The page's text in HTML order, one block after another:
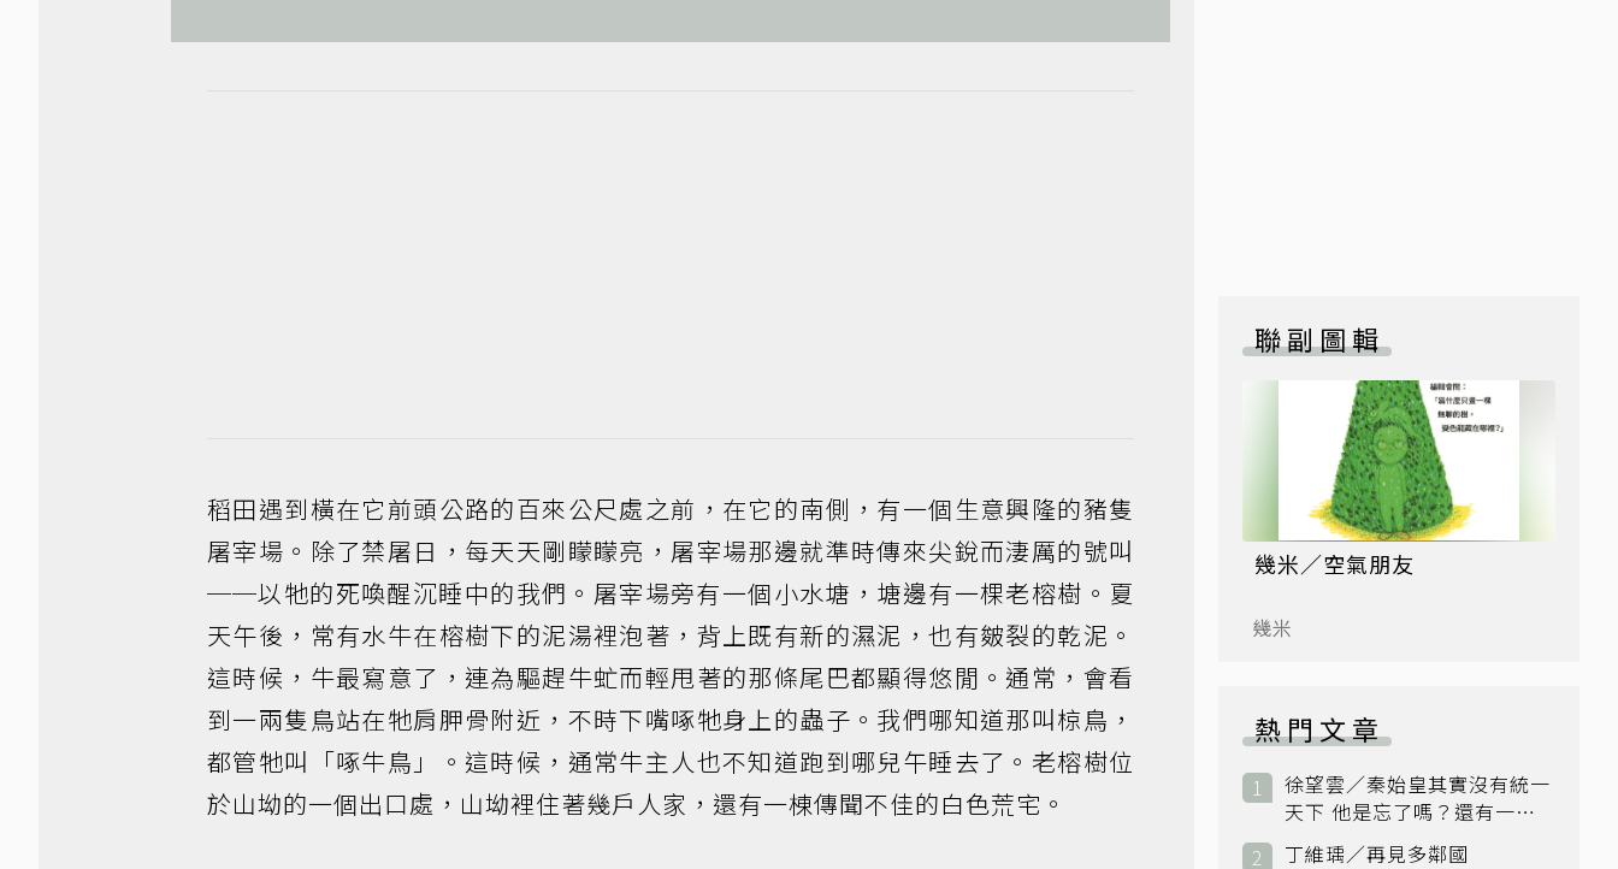
稻田遇到橫在它前頭公路的百來公尺處之前，在它的南側，有一個生意興隆的豬隻
屠宰場。除了禁屠日，每天天剛矇矇亮，屠宰場那邊就準時傳來尖銳而淒厲的號叫
──以牠的死喚醒沉睡中的我們。屠宰場旁有一個小水塘，塘邊有一棵老榕樹。夏
天午後，常有水牛在榕樹下的泥湯裡泡著，背上既有新的濕泥，也有皴裂的乾泥。
這時候，牛最寫意了，連為驅趕牛虻而輕甩著的那條尾巴都顯得悠閒。通常，會看
到一兩隻鳥站在牠肩胛骨附近，不時下嘴啄牠身上的蟲子。我們哪知道那叫椋鳥，
都管牠叫「啄牛鳥」。這時候，通常牛主人也不知道跑到哪兒午睡去了。老榕樹位
於山坳的一個出口處，山坳裡住著幾戶人家，還有一棟傳聞不佳的白色荒宅。
聯副圖輯
幾米／空氣朋友
幾米
熱門文章
徐望雲／秦始皇其實沒有統一
天下 他是忘了嗎？還有一個
小國：衛國
丁維瑀／再見多鄰國